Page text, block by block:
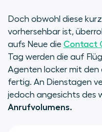
Doch obwohl diese
vorhersehbar ist,
aufs Neue die Contact
Tag werden die auf
Agenten locker mit
fertig. An Dienstagen
jedoch angesichts des
Anrufvolumens.